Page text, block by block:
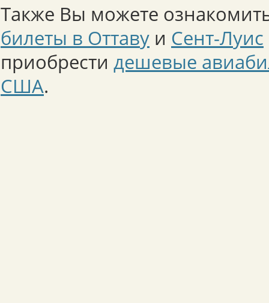
Также Вы можете
билеты в Оттаву и Сент-Луис
приобрести дешевые
США.